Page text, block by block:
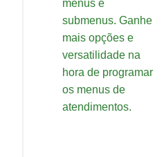
menus e
submenus. Ganhe
mais opções e
versatilidade na
hora de programar
os menus de
atendimentos.